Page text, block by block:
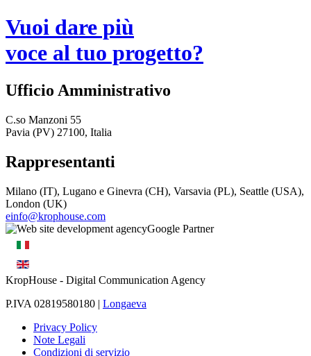
Vuoi dare più
voce al tuo progetto?
Ufficio Amministrativo
C.so Manzoni 55
Pavia (PV) 27100, Italia
Rappresentanti
Milano (IT), Lugano e Ginevra (CH), Varsavia (PL), Seattle (USA),
London (UK)
einfo@krophouse.com
KropHouse - Digital Communication Agency
P.IVA 02819580180 | Longaeva
Privacy Policy
Note Legali
Condizioni di servizio